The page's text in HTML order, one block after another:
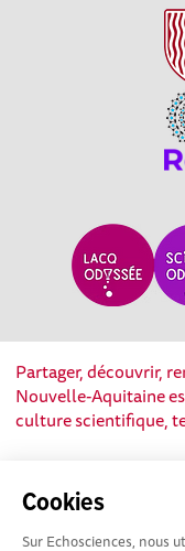
Cookies
Sur Echosciences, nous
Partager, découvrir,
Nouvelle-Aquitaine
culture scientifique,
|Ligne éditoriale